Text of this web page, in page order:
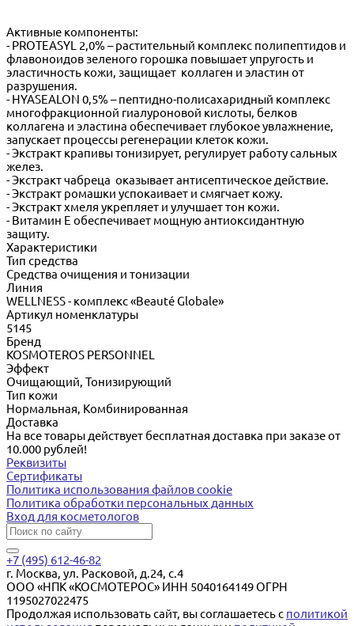
Активные компоненты:
- PROTEASYL 2,0% – растительный комплекс полипептидов и
флавоноидов зеленого горошка повышает упругость и
эластичность кожи, защищает коллаген и эластин от
разрушения.
- HYASEALON 0,5% – пептидно-полисахаридный комплекс
многофракционной гиалуроновой кислоты, белков
коллагена и эластина обеспечивает глубокое увлажнение,
запускает процессы регенерации клеток кожи.
- Экстракт крапивы тонизирует, регулирует работу сальных
желез.
- Экстракт чабреца оказывает антисептическое действие.
- Экстракт ромашки успокаивает и смягчает кожу.
- Экстракт хмеля укрепляет и улучшает тон кожи.
- Витамин Е обеспечивает мощную антиоксидантную
защиту.
Характеристики
Тип средства
Cредства очищения и тонизации
Линия
WELLNESS - комплекс «Beauté Globale»
Артикул номенклатуры
5145
Бренд
KOSMOTEROS PERSONNEL
Эффект
Очищающий, Тонизирующий
Тип кожи
Нормальная, Комбинированная
Доставка
На все товары действует бесплатная доставка при заказе от
10.000 рублей!
Реквизиты
Сертификаты
Политика использования файлов cookie
Политика обработки персональных данных
Вход для косметологов
+7 (495) 612-46-82
г. Москва, ул. Расковой, д.24, с.4
ООО «НПК «КОСМОТЕРОС» ИНН 5040164149 ОГРН
1195027022475
Продолжая использовать сайт, вы соглашаетесь с политикой